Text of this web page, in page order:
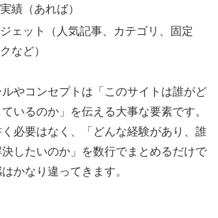
績（あれば）
ェット（人気記事、カテゴリ、固定
など）
やコンセプトは「このサイトは誰がど
いるのか」を伝える大事な要素です。
必要はなく、「どんな経験があり、誰
したいのか」を数行でまとめるだけで
かなり違ってきます。